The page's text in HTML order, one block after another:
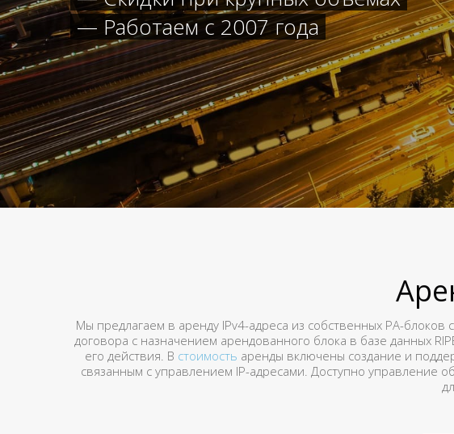
— Работаем с 2007 года
Мы предлагаем в аренду IPv4-адреса из собственных PA-
договора с назначением арендованного блока в базе данных
его действия. В стоимость аренды включены создание и
связанным с управлением IP-адресами. Доступно управление